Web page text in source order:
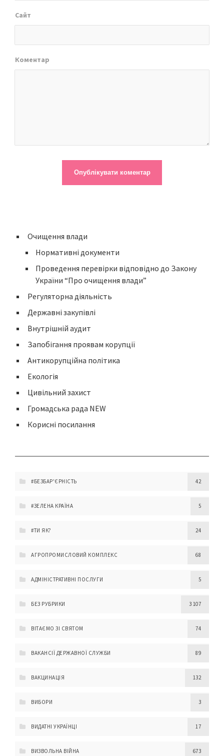
Сайт
Коментар
Очищення влади
Нормативні документи
Проведення перевірки відповідно до Закону
України “Про очищення влади”
Регуляторна діяльність
Державні закупівлі
Внутрішній аудит
Запобігання проявам корупції
Антикорупційна політика
Екологія
Цивільний захист
Громадська рада NEW
Корисні посилання
#БЕЗБАР'ЄРНІСТЬ 42
#ЗЕЛЕНА КРАЇНА 5
#ТИ ЯК? 24
АГРОПРОМИСЛОВИЙ КОМПЛЕКС 68
АДМІНІСТРАТИВНІ ПОСЛУГИ 5
БЕЗ РУБРИКИ 3 107
ВІТАЄМО ЗІ СВЯТОМ 74
ВАКАНСІЇ ДЕРЖАВНОЇ СЛУЖБИ 89
ВАКЦИНАЦІЯ 132
ВИБОРИ 3
ВИДАТНІ УКРАЇНЦІ 17
ВИЗВОЛЬНА ВІЙНА 673